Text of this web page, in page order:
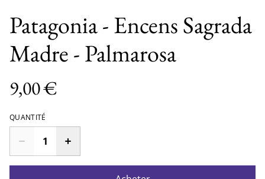
Patagonia - Encens Sagrada
Madre - Palmarosa
9,00 €
QUANTITÉ